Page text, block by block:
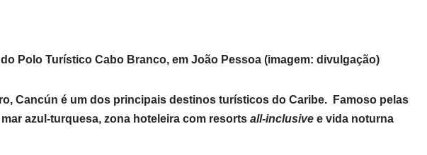
do Polo Turístico Cabo Branco, em João Pessoa (imagem: divulgação)
Cancún é um dos principais destinos turísticos do Caribe. Famoso pelas
azul-turquesa, zona hoteleira com resorts all-inclusive e vida noturna